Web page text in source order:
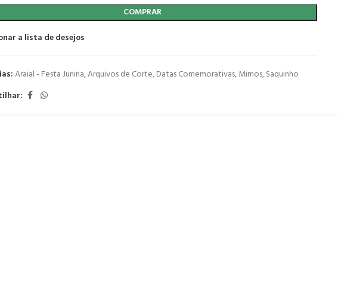
COMPRAR
a lista de desejos
Araial - Festa Junina,Arquivos de Corte,Datas Comemorativas,Mimos,Saquinho